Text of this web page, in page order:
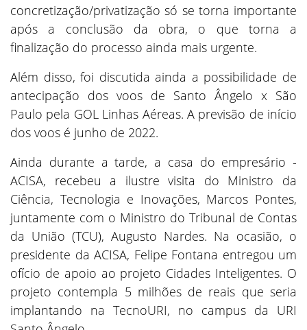
concretização/privatização só se torna importante
após a conclusão da obra, o que torna a
finalização do processo ainda mais urgente.
Além disso, foi discutida ainda a possibilidade de
antecipação dos voos de Santo Ângelo x São
Paulo pela GOL Linhas Aéreas. A previsão de início
dos voos é junho de 2022.
Ainda durante a tarde, a casa do empresário -
ACISA, recebeu a ilustre visita do Ministro da
Ciência, Tecnologia e Inovações, Marcos Pontes,
juntamente com o Ministro do Tribunal de Contas
da União (TCU), Augusto Nardes. Na ocasião, o
presidente da ACISA, Felipe Fontana entregou um
ofício de apoio ao projeto Cidades Inteligentes. O
projeto contempla 5 milhões de reais que seria
implantando na TecnoURI, no campus da URI